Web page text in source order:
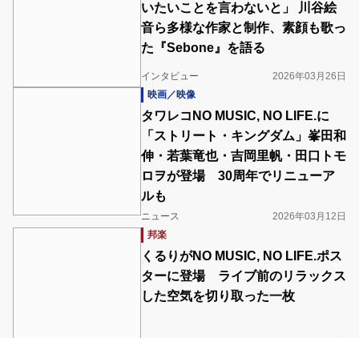
いたいことを言わないと」 川谷絵
音ら多様な作家と制作、素顔も歌っ
た『Sebone』を語る
インタビュー
2026年03月26日
映画／映像
タワレコNO MUSIC, NO LIFE.に
「ストリート・キングダム」峯田和
伸・若葉竜也・吉岡里帆・田口トモ
ロヲが登場 30周年でリニューア
ルも
ニュース
2026年03月12日
邦楽
くるりがNO MUSIC, NO LIFE.ポス
ターに登場 ライブ前のリラックス
した空気を切り取った一枚